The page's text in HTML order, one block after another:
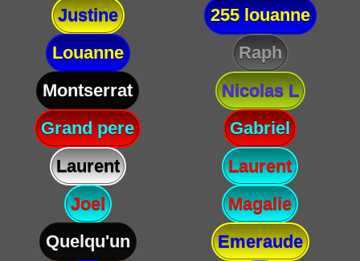
Justine
255 louanne
Louanne
Raph
Montserrat
Nicolas L
Grand pere
Gabriel
Laurent
Laurent
Joel
Magalie
Quelqu'un
Emeraude